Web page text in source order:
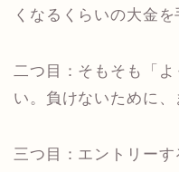
くなるくらいの大金を
二つ目：そもそも「
い。負けないために、
三つ目：エントリー